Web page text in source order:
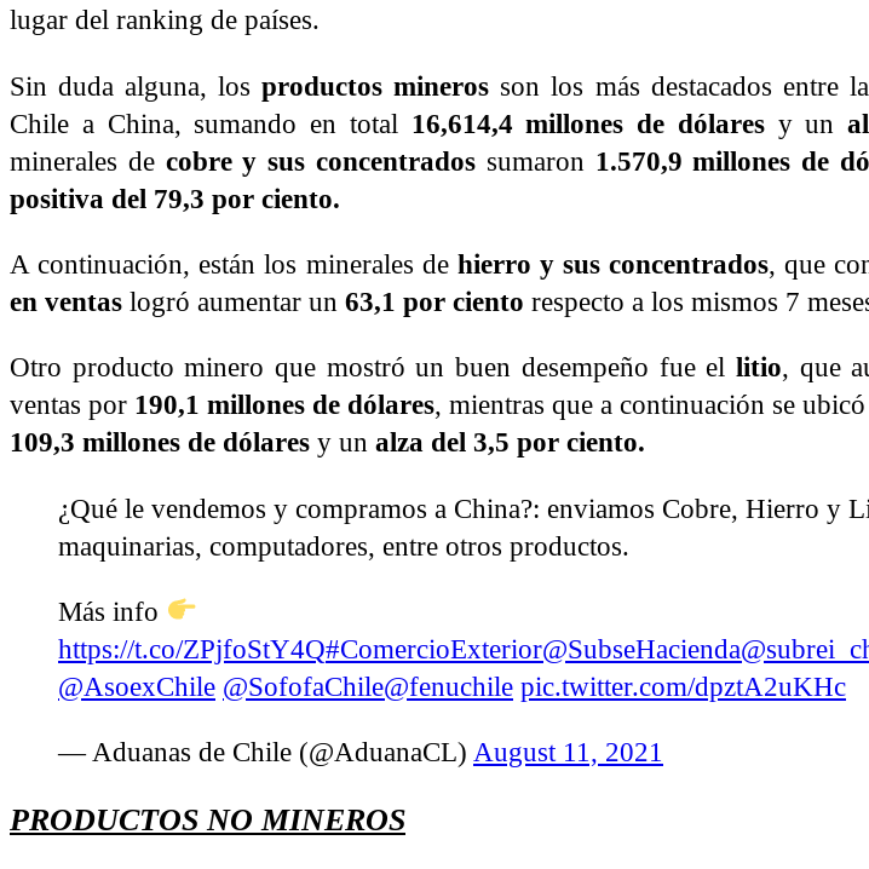
lugar del ranking de países.
Sin duda alguna, losproductos mineros son los más destacados entre
Chile a China, sumando en total 16,614,4 millones de dólaresy un
minerales de cobre y sus concentradossumaron 1.570,9 millones de
positiva del 79,3 por ciento.
A continuación, están los minerales de hierro y sus concentrados, que
en ventas logró aumentar un 63,1 por ciento respecto a los mismos 7
Otro producto minero que mostró un buen desempeño fue el litio, que
ventas por 190,1 millones de dólares, mientras que a continuación se
109,3 millones de dólares y un alza del 3,5 por ciento.
¿Qué le vendemos y compramos a China?: enviamos Cobre, Hierro y
maquinarias, computadores, entre otros productos.
Más info
https://t.co/ZPjfoStY4Q#ComercioExterior@SubseHacienda
@AsoexChile @SofofaChile@fenuchile pic.twitter.com/dpztA2uKHc
— Aduanas de Chile (@AduanaCL) August 11, 2021
PRODUCTOS NO MINEROS